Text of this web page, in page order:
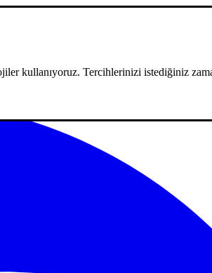
kullanıyoruz. Tercihlerinizi istediğiniz